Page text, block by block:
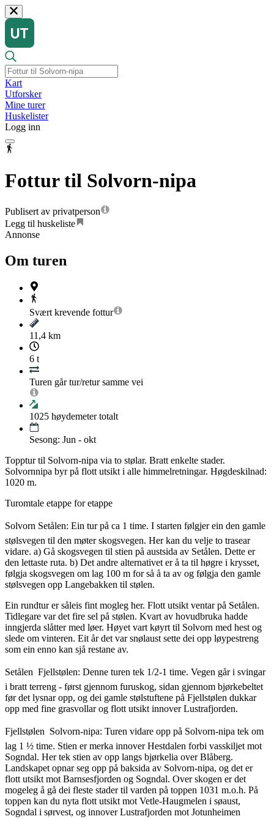
Kart
Utforsker
Mine turer
Huskelister
Logg inn
Fottur til Solvorn-nipa
Publisert av privatperson
Legg til huskeliste
Annonse
Om turen
Svært krevende fottur
11,4 km
6 t
Turen går tur/retur samme vei
1025 høydemeter totalt
Sesong: Jun - okt
Topptur til Solvorn-nipa via to stølar. Bratt enkelte stader.
Solvornnipa byr på flott utsikt i alle himmelretningar. Høgdeskilnad:
1020 m.
Turomtale etappe for etappe
Solvorn Setålen: Ein tur på ca 1 time. I starten følgjer ein den gamle
stølsvegen til den møter skogsvegen. Her kan du velje to trasear
vidare. a) Gå skogsvegen til stien på austsida av Setålen. Dette er
den lettaste ruta. b) Det andre alternativet er å ta til høgre i krysset,
følgja skogsvegen om lag 100 m for så å ta av og følgja den gamle
stølsvegen opp Langebakken til stølen.
Ein rundtur er såleis fint mogleg her. Flott utsikt ventar på Setålen.
Tidlegare var det fire sel på stølen. Kvart av hovudbruka hadde
inngjerda slåtter med løer. Høyet vart køyrt til Solvorn med hest og
slede om vinteren. Eit år det var snølaust sette dei opp løypestreng
som ein enno kan sjå restane av.
Setålen  Fjellstølen: Denne turen tek 1/2-1 time. Vegen går i svingar
i bratt terreng - først gjennom furuskog, sidan gjennom bjørkebeltet
før det lysnar opp, og dei gamle stølstuftene på Fjellstølen dukkar
opp med fine grasvollar og flott utsikt innover Lustrafjorden.
Fjellstølen  Solvorn-nipa: Turen vidare opp på Solvorn-nipa tek om
lag 1 ½ time. Stien er merka innover Hestdalen forbi vasskiljet mot
Sogndal. Her tek stien av opp langs bjørkelia over Blåberg.
Landskapet opnar seg opp på baksida av Solvorn-nipa, og det er
flott utsikt mot Barnsesfjorden og Sogndal. Over skogen er det
mogeleg å gå dei fleste stader til varden på toppen 1031 m.o.h. På
toppen kan du nyta flott utsikt mot Vetle-Haugmelen i søaust,
Sogndal i sørvest, og innover Lustrafjorden mot Jotunheimen